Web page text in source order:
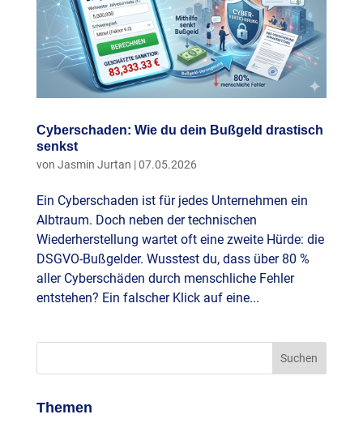
Cyberschaden: Wie du dein Bußgeld drastisch
senkst
von Jasmin Jurtan |07.05.2026
Ein Cyberschaden ist für jedes Unternehmen ein
Albtraum. Doch neben der technischen
Wiederherstellung wartet oft eine zweite Hürde: die
DSGVO-Bußgelder. Wusstest du, dass über 80 %
aller Cyberschäden durch menschliche Fehler
entstehen? Ein falscher Klick auf eine...
Themen